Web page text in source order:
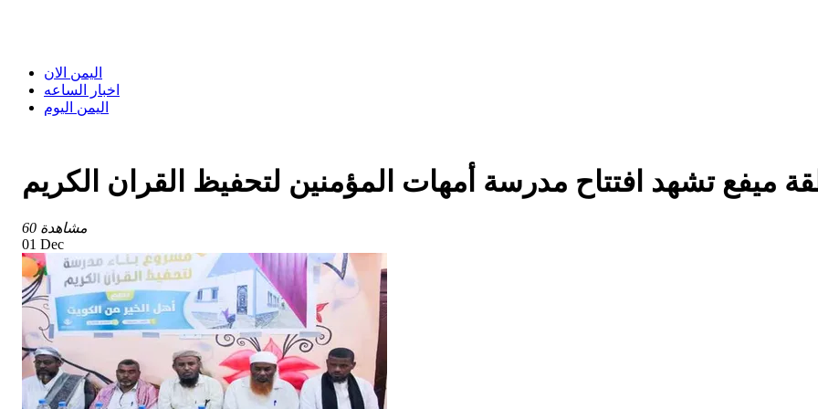
اليمن الان
اخبار الساعه
اليمن اليوم
ميفع تشهد افتتاح مدرسة أمهات المؤمنين لتحفيظ القران الكريم
60 مشاهدة
01 Dec